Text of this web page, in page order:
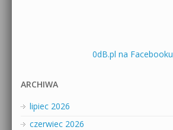
0dB.pl na Facebooku
ARCHIWA
lipiec 2026
czerwiec 2026